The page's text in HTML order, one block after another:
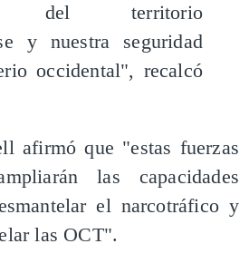
del territorio
y nuestra seguridad
occidental", recalcó
afirmó que "estas fuerzas
las capacidades
el narcotráfico y
las OCT".